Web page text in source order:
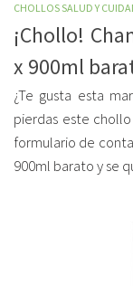
CHOLLOS SALUD Y
¡Chollo!
x 900ml
¿Te gusta esta
pierdas este
formulario de
900ml barato y se